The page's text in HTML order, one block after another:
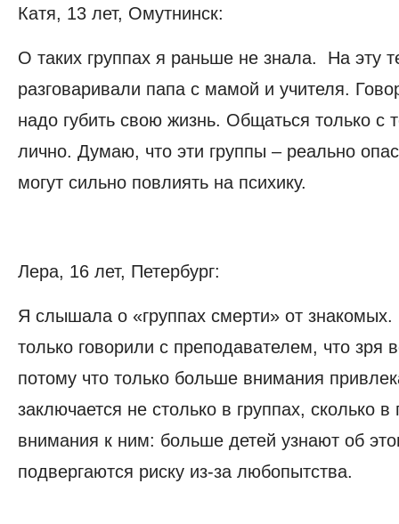
Катя, 13 лет, Омутнинск:
О таких группах я раньше не знала. На эту
разговаривали папа с мамой и учителя.
надо губить свою жизнь. Общаться только с
лично. Думаю, что эти группы – реально
могут сильно повлиять на психику.
Лера, 16 лет, Петербург:
Я слышала о «группах смерти» от
только говорили с преподавателем, что зря
потому что только больше внимания
заключается не столько в группах, сколько в
внимания к ним: больше детей узнают об
подвергаются риску из-за любопытства.